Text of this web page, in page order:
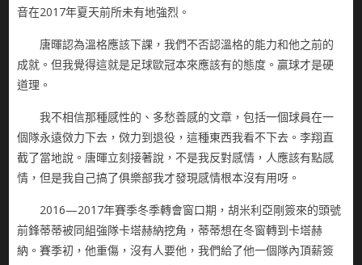
音在2017年夏天前所未有地強烈。
唐暉認為溫格應該下課，我們不否認溫格的能力和他之前的
成就。但我覺得這就是足球歐冠本來應該有的態度。贏球才是硬
道理。
我不相信那種感性的、多愁善感的文章，包括一個球員在一
個隊永遠傚力下去，傚力到退役，這種東西我看不下去。李翔直
截了當地說。唐暉立刻接著說，不是我反對感情，人應該有點感
情，但是我自己搞了俱樂部我才發現感情根本沒有用呀。
2016—2017年賽季冬季轉會窗口期，胡米利亞剛簽來的頭號
前鋒蒂蒂被同組強隊卡塔赫納挖角，蒂蒂想在冬窗轉到卡塔赫
納。賽季初，他重傷，沒有人要他，我們給了他一個隊內頂薪簽